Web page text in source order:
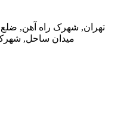
تهران, شهرک راه آهن,
میدان ساحل, شهرک